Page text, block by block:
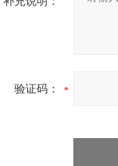
验证码：